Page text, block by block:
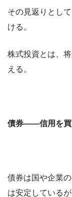
その見返りとし
ける。
株式投資とは、
える。
債券――信用を買
債券は国や企業
は安定している